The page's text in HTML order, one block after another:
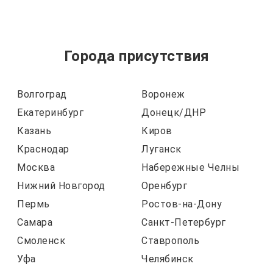
Города присутствия
Волгоград
Воронеж
Екатеринбург
Донецк/ДНР
Казань
Киров
Краснодар
Луганск
Москва
Набережные Челны
Нижний Новгород
Оренбург
Пермь
Ростов-на-Дону
Самара
Санкт-Петербург
Смоленск
Ставрополь
Уфа
Челябинск